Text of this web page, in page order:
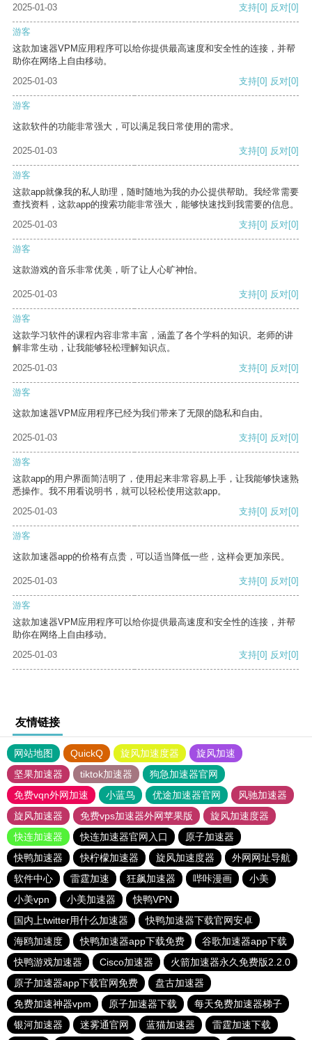
2025-01-03
支持[0] 反对[0]
游客
这款加速器VPM应用程序可以给你提供最高速度和安全性的连接，并帮
助你在网络上自由移动。
2025-01-03
支持[0] 反对[0]
游客
这款软件的功能非常强大，可以满足我日常使用的需求。
2025-01-03 支持[0] 反对[0]
游客
这款app就像我的私人助理，随时随地为我的办公提供帮助。我经常需要
查找资料，这款app的搜索功能非常强大，能够快速找到我需要的信息。
2025-01-03
支持[0] 反对[0]
游客
这款游戏的音乐非常优美，听了让人心旷神怡。
2025-01-03 支持[0] 反对[0]
游客
这款学习软件的课程内容非常丰富，涵盖了各个学科的知识。老师的讲
解非常生动，让我能够轻松理解知识点。
2025-01-03
支持[0] 反对[0]
游客
这款加速器VPM应用程序已经为我们带来了无限的隐私和自由。
2025-01-03 支持[0] 反对[0]
游客
这款app的用户界面简洁明了，使用起来非常容易上手，让我能够快速熟
悉操作。我不用看说明书，就可以轻松使用这款app。
2025-01-03
支持[0] 反对[0]
游客
这款加速器app的价格有点贵，可以适当降低一些，这样会更加亲民。
2025-01-03 支持[0] 反对[0]
游客
这款加速器VPM应用程序可以给你提供最高速度和安全性的连接，并帮
助你在网络上自由移动。
2025-01-03
支持[0] 反对[0]
友情链接
网站地图 QuickQ 旋风加速度器
旋风加速
坚果加速器
tiktok加速器
狗急加速器官网
免费vqn外网加速
小蓝鸟 优途加速器官网
风驰加速器
旋风加速器
免费vps加速器外网苹果版
旋风加速度器
快连加速器
快连加速器官网入口
原子加速器
快鸭加速器
快柠檬加速器 旋风加速度器
外网网址导航
软件中心
雷霆加速 狂飙加速器 哔咔漫画
小美
小美vpn
小美加速器
快鸭VPN
国内上twitter用什么加速器
快鸭加速器下载官网安卓
海鸥加速度
快鸭加速器app下载免费
谷歌加速器app下载
快鸭游戏加速器
Cisco加速器
火箭加速器永久免费版2.2.0
原子加速器app下载官网免费
盘古加速器
免费加速神器vpm
原子加速器下载
每天免费加速器梯子
银河加速器
迷雾通官网 蓝猫加速器 雷霆加速下载